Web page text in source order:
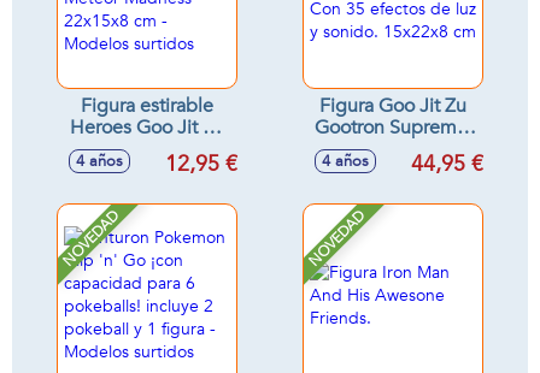
Figura estirable
Heroes Goo Jit Zu
Meteor Madness
22x15x8 cm -
4 años 12,95 €
Figura Goo Jit Zu
Gootron Supremo.
Con 35 efectos de
luz y sonido.
4 años 44,95 €
NOVEDAD NOVEDAD